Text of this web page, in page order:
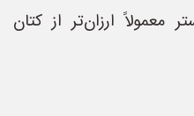
ارزان‌تر از کتان